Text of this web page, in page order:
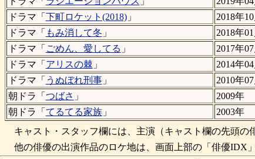
ドラマ「 下町ロケット(2018)」 2018年10
ドラマ「 もみ消して冬 」 2018年01
ドラマ「 ごめん、愛してる 」 2017年07
ドラマ「 アリスの棘 」 2014年04
ドラマ「 うぬぼれ刑事」 2010年07
朝ドラ「 つばさ 」 2009年
朝ドラ「 てるてる家族」 2003年
キャスト・スタッフ欄には、主演（キャスト欄の先頭の
他の俳優の出演作品のロケ地は、画面上部の「俳優IDX